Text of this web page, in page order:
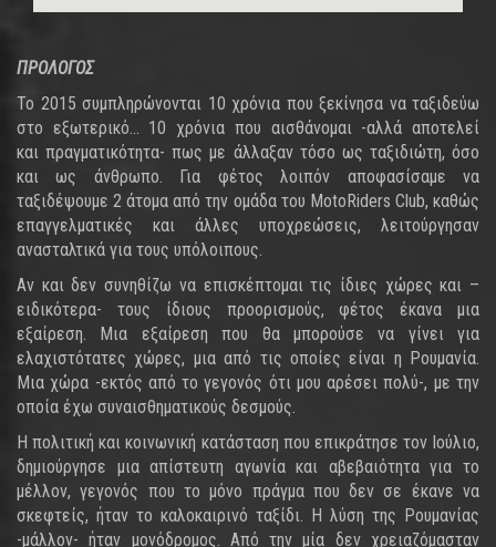
ΠΡΟΛΟΓΟΣ
Το 2015 συμπληρώνονται 10 χρόνια που ξεκίνησα να ταξιδεύω
στο εξωτερικό... 10 χρόνια που αισθάνομαι -αλλά αποτελεί
και πραγματικότητα- πως με άλλαξαν τόσο ως ταξιδιώτη, όσο
και ως άνθρωπο. Για φέτος λοιπόν αποφασίσαμε να
ταξιδέψουμε 2 άτομα από την ομάδα του MotoRiders Club, καθώς
επαγγελματικές και άλλες υποχρεώσεις, λειτούργησαν
ανασταλτικά για τους υπόλοιπους.
Αν και δεν συνηθίζω να επισκέπτομαι τις ίδιες χώρες και –
ειδικότερα- τους ίδιους προορισμούς, φέτος έκανα μια
εξαίρεση. Μια εξαίρεση που θα μπορούσε να γίνει για
ελαχιστότατες χώρες, μια από τις οποίες είναι η Ρουμανία.
Μια χώρα -εκτός από το γεγονός ότι μου αρέσει πολύ-, με την
οποία έχω συναισθηματικούς δεσμούς.
H πολιτική και κοινωνική κατάσταση που επικράτησε τον Ιούλιο,
δημιούργησε μια απίστευτη αγωνία και αβεβαιότητα για το
μέλλον, γεγονός που το μόνο πράγμα που δεν σε έκανε να
σκεφτείς, ήταν το καλοκαιρινό ταξίδι. Η λύση της Ρουμανίας
-μάλλον- ήταν μονόδρομος. Από την μία δεν χρειαζόμασταν